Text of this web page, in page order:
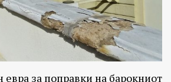
за поправки на барокниот